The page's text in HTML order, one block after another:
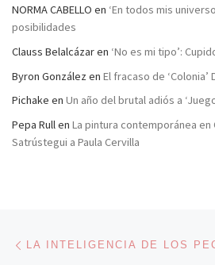
NORMA CABELLO en ‘En todos mis
posibilidades
Clauss Belalcázaren ‘No es mi tipo’:
Byron González en El fracaso de ‘Colonia’
Pichake en Un año del brutal adiós a
Pepa Rullen La pintura contemporánea en
Satrústegui a Paula Cervilla
Navegación de